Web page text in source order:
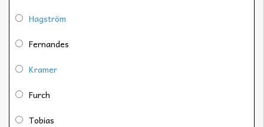
Hagström
Fernandes
Kramer
Furch
Tobias